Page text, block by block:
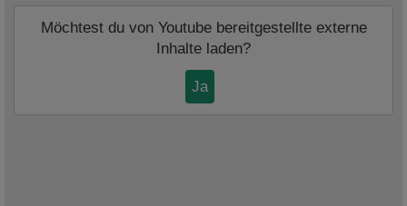
Möchtest du von Youtubebereitgestellte externe
Inhalte laden?
Ja